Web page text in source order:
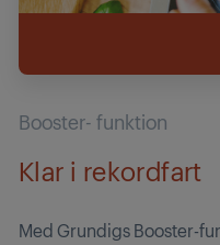
Booster- funktion
Klar i rekordfart
Med Grundigs Booster-